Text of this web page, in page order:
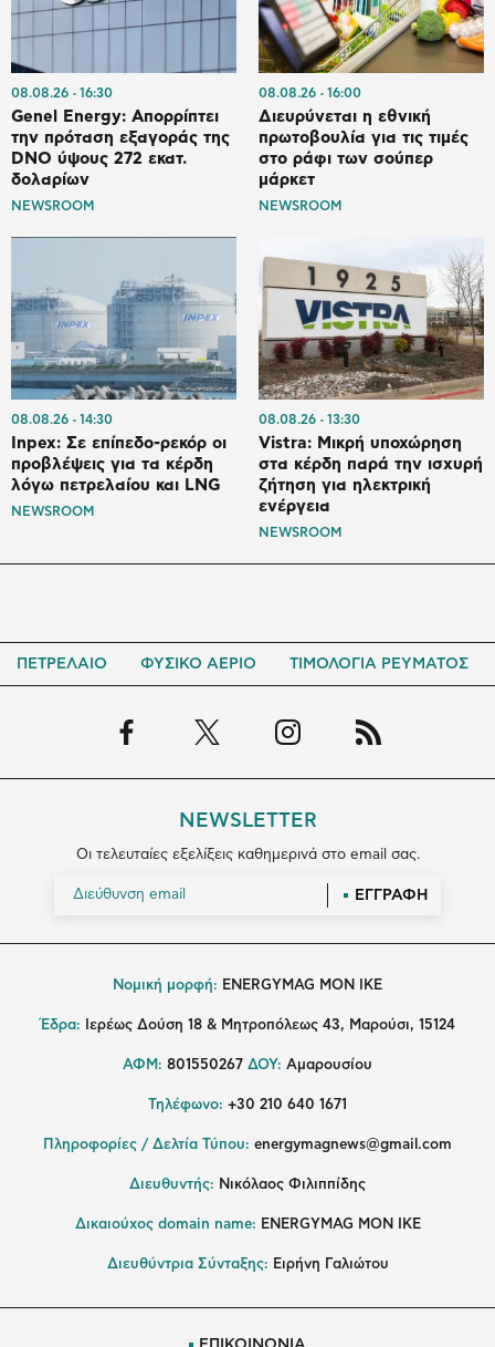
08.08.26 16:30
Genel Energy: Απορρίπτει
την πρόταση εξαγοράς της
DNO ύψους 272 εκατ.
δολαρίων
NEWSROOM
08.08.26 16:00
Διευρύνεται η εθνική
πρωτοβουλία για τις τιμές
στο ράφι των σούπερ
μάρκετ
NEWSROOM
08.08.26 14:30
Inpex: Σε επίπεδο-ρεκόρ οι
προβλέψεις για τα κέρδη
λόγω πετρελαίου και LNG
NEWSROOM
08.08.26 13:30
Vistra: Μικρή υποχώρηση
στα κέρδη παρά την ισχυρή
ζήτηση για ηλεκτρική
ενέργεια
NEWSROOM
ΠΕΤΡΕΛΑΙΟ ΦΥΣΙΚΟ ΑΕΡΙΟ ΤΙΜΟΛΟΓΙΑ ΡΕΥΜΑΤΟΣ
NEWSLETTER
Οι τελευταίες εξελίξεις καθημερινά στο email σας.
ΕΓΓΡΑΦΗ
Νομική μορφή: ENERGYMAG MON IKE
Έδρα: Ιερέως Δούση 18 & Μητροπόλεως 43, Μαρούσι, 15124
ΑΦΜ: 801550267 ΔΟΥ: Αμαρουσίου
Τηλέφωνο: +30 210 640 1671
Πληροφορίες / Δελτία Τύπου: energymagnews@gmail.com
Διευθυντής: Νικόλαος Φιλιππίδης
Δικαιούχος domain name: ENERGYMAG ΜΟΝ ΙΚΕ
Διευθύντρια Σύνταξης: Ειρήνη Γαλιώτου